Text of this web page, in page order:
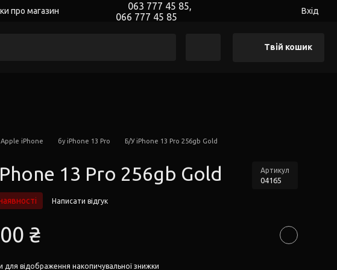
про магазин
063 777 45 85,
066 777 45 85
Вхід
Твій кошик
Apple iPhone бу iPhone 13 Pro Б/У iPhone 13 Pro 256gb Gold
13 Pro 256gb Gold Артикул
04165
Написати відгук
₴
для відображення накопичувальної знижки